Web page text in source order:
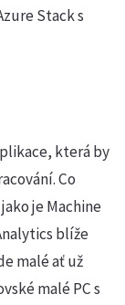
Stack s
která by
Co
je Machine
blíže
malé ať už
malé PC s